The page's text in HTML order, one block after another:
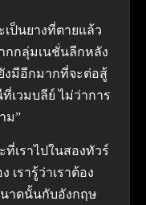
เป็นยางที่ตายแล้ว
กกลุ่มเนชั่นลีกหลัง
งมีอีกมากที่จะต่อสู้
ที่เวมบลีย์ ไม่ว่าการ
ม”
ที่เราไปในสองทัวร์
เรารู้ว่าเราต้อง
าดนั้นกับอังกฤษ